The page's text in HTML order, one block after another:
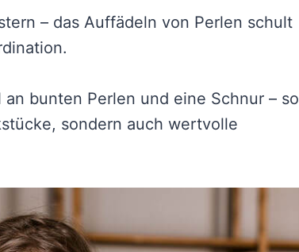
– das Auffädeln von Perlen schult
bunten Perlen und eine Schnur – so
sondern auch wertvolle